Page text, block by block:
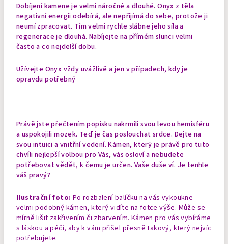
Dobíjení kamene je velmi náročné a dlouhé. Onyx z těla
negativní energii odebírá, ale nepřijímá do sebe, protože ji
neumí zpracovat. Tím velmi rychle slábne jeho síla a
regenerace je dlouhá. Nabíjejte na přímém slunci velmi
často a co nejdelší dobu.
Užívejte Onyx vždy uvážlivě a jen v případech, kdy je
opravdu potřebný
Právě jste přečtením popisku nakrmili svou levou hemisféru
a uspokojili mozek. Teď je čas poslouchat srdce. Dejte na
svou intuici a vnitřní vedení. Kámen, který je právě pro tuto
chvíli nejlepší volbou pro Vás, vás osloví a nebudete
potřebovat vědět, k čemu je určen. Vaše duše ví. Je tenhle
váš pravý?
Ilustrační foto: Po rozbalení balíčku na vás vykoukne
velmi podobný kámen, který vidíte na fotce výše. Může se
mírně lišit zakřivením či zbarvením. Kámen pro vás vybíráme
s láskou a péčí, aby k vám přišel přesně takový, který nejvíc
potřebujete.